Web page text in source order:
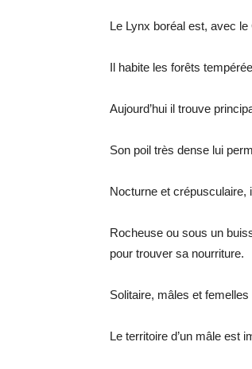
Le Lynx boréal est, avec
Il habite les forêts
Aujourd’hui il trouve
Son poil très dense lui
Nocturne et
Rocheuse ou sous un
pour trouver sa nourriture.
Solitaire, mâles et
Le territoire d’un mâle est